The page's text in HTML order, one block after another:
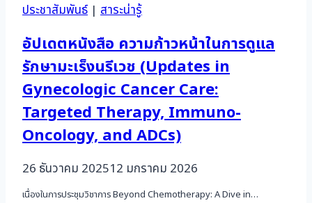
ประชาสัมพันธ์| สาระน่ารู้
อัปเดตหนังสือ ความก้าวหน้าในการดูแล
รักษามะเร็งนรีเวช (Updates in
Gynecologic Cancer Care:
Targeted Therapy, Immuno-
Oncology, and ADCs)
26 ธันวาคม 202512 มกราคม 2026
เนื่องในการประชุมวิชาการ Beyond Chemotherapy: A Dive in…